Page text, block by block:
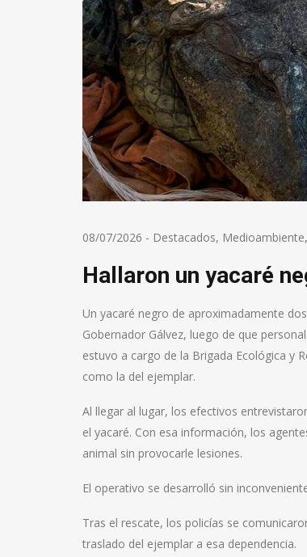
08/07/2026 - Destacados, Medioambiente,
Hallaron un yacaré
Un yacaré negro de aproximadamente
Gobernador Gálvez, luego de que
estuvo a cargo de la Brigada Ecológica y
como la del ejemplar.
Al llegar al lugar, los efectivos
el yacaré. Con esa información, los
animal sin provocarle lesiones.
El operativo se desarrolló sin
Tras el rescate, los policías se
traslado del ejemplar a esa dependencia.